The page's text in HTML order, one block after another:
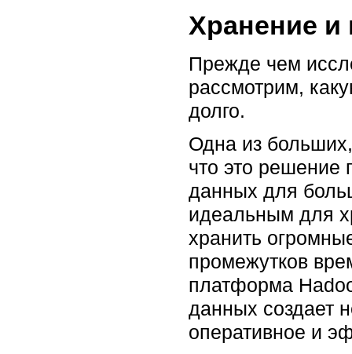
Хранение и
Прежде чем
рассмотрим,
долго.
Одна из
что это решение
данных для
идеальным для
хранить
промежутков
платформа
данных создает
оперативное и